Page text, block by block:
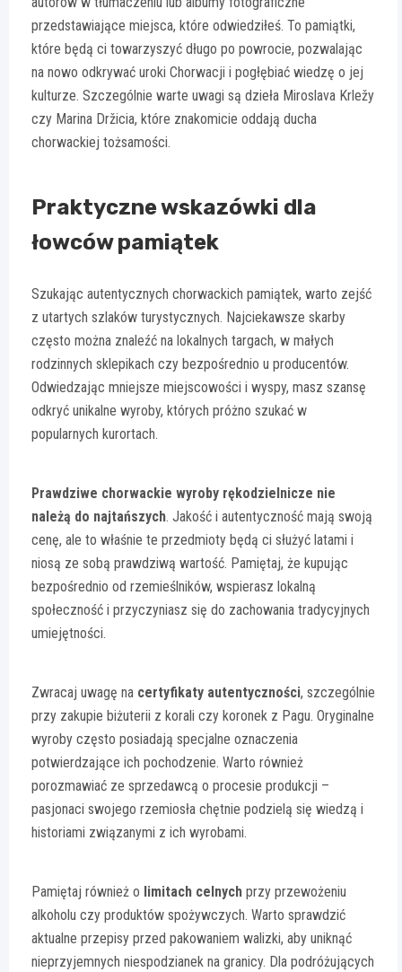
przedstawiające miejsca, które odwiedziłeś. To pamiątki,
które będą ci towarzyszyć długo po powrocie, pozwalając
na nowo odkrywać uroki Chorwacji i pogłębiać wiedzę o jej
kulturze. Szczególnie warte uwagi są dzieła Miroslava Krležy
czy Marina Držicia, które znakomicie oddają ducha
chorwackiej tożsamości.
Praktyczne wskazówki dla
łowców pamiątek
Szukając autentycznych chorwackich pamiątek, warto zejść
z utartych szlaków turystycznych. Najciekawsze skarby
często można znaleźć na lokalnych targach, w małych
rodzinnych sklepikach czy bezpośrednio u producentów.
Odwiedzając mniejsze miejscowości i wyspy, masz szansę
odkryć unikalne wyroby, których próżno szukać w
popularnych kurortach.
Prawdziwe chorwackie wyroby rękodzielnicze nie
należą do najtańszych. Jakość i autentyczność mają swoją
cenę, ale to właśnie te przedmioty będą ci służyć latami i
niosą ze sobą prawdziwą wartość. Pamiętaj, że kupując
bezpośrednio od rzemieślników, wspierasz lokalną
społeczność i przyczyniasz się do zachowania tradycyjnych
umiejętności.
Zwracaj uwagę na certyfikaty autentyczności, szczególnie
przy zakupie biżuterii z korali czy koronek z Pagu. Oryginalne
wyroby często posiadają specjalne oznaczenia
potwierdzające ich pochodzenie. Warto również
porozmawiać ze sprzedawcą o procesie produkcji –
pasjonaci swojego rzemiosła chętnie podzielą się wiedzą i
historiami związanymi z ich wyrobami.
Pamiętaj również o limitach celnych przy przewożeniu
alkoholu czy produktów spożywczych. Warto sprawdzić
aktualne przepisy przed pakowaniem walizki, aby uniknąć
nieprzyjemnych niespodzianek na granicy. Dla podróżujących